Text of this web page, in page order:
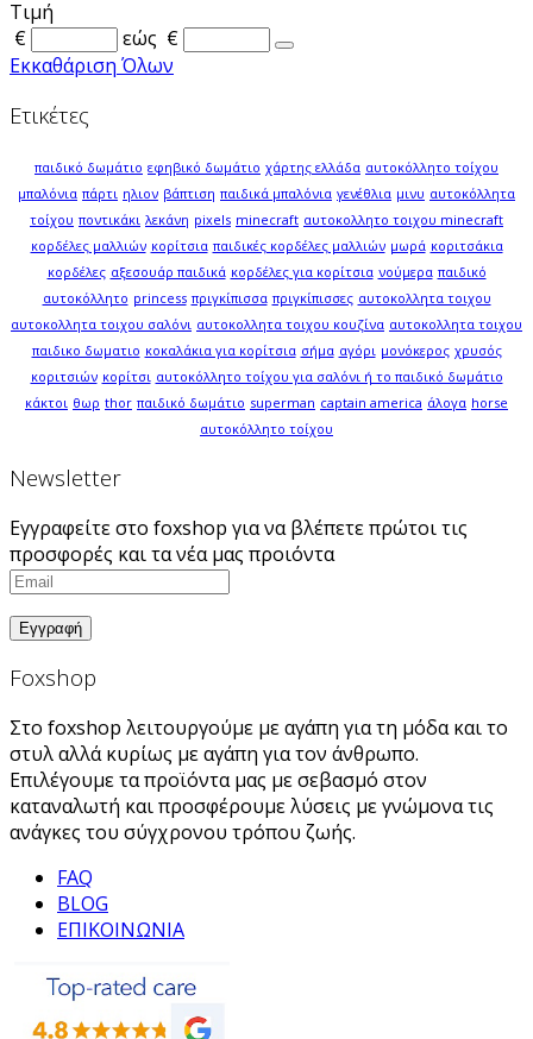
Τιμή
€
εώς €
Εκκαθάριση Όλων
Ετικέτες
παιδικό δωμάτιο εφηβικό δωμάτιο χάρτης ελλάδα αυτοκόλλητο τοίχου
μπαλόνια πάρτι ηλιον βάπτιση παιδικά μπαλόνια γενέθλια μινυ αυτοκόλλητα
τοίχου ποντικάκι λεκάνη pixels minecraft αυτοκολλητο τοιχου minecraft
κορδέλες μαλλιών κορίτσια παιδικές κορδέλες μαλλιών μωρά κοριτσάκια
κορδέλες αξεσουάρ παιδικά κορδέλες για κορίτσια νούμερα παιδικό
αυτοκόλλητο princess πριγκίπισσα πριγκίπισσες αυτοκολλητα τοιχου
αυτοκολλητα τοιχου σαλόνι αυτοκολλητα τοιχου κουζίνα αυτοκολλητα τοιχου
παιδικο δωματιο κοκαλάκια για κορίτσια σήμα αγόρι μονόκερος χρυσός
κοριτσιών κορίτσι αυτοκόλλητο τοίχου για σαλόνι ή το παιδικό δωμάτιο
κάκτοι θωρ thor παιδικό δωμάτιο superman captain america άλογα horse
αυτοκόλλητο τοίχου
Newsletter
Εγγραφείτε στο foxshop για να βλέπετε πρώτοι τις
προσφορές και τα νέα μας προιόντα
Foxshop
Στο foxshop λειτουργούμε με αγάπη για τη μόδα και το
στυλ αλλά κυρίως με αγάπη για τον άνθρωπο.
Επιλέγουμε τα προϊόντα μας με σεβασμό στον
καταναλωτή και προσφέρουμε λύσεις με γνώμονα τις
ανάγκες του σύγχρονου τρόπου ζωής.
FAQ
BLOG
ΕΠΙΚΟΙΝΩΝΙΑ